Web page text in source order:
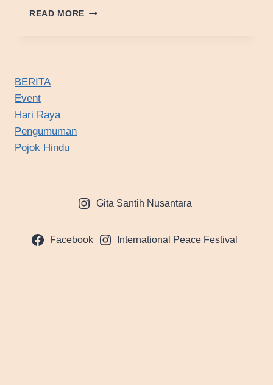
READ MORE DHARMA
BERITA
Event
Hari Raya
Pengumuman
Pojok Hindu
Gita Santih Nusantara
Facebook International Peace Festival